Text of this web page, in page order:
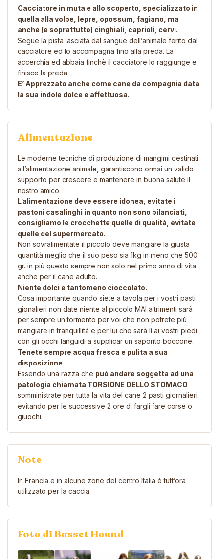
Cacciatore in muta e allo scoperto, specializzato in
quella alla volpe, lepre, opossum, fagiano, ma
anche (e soprattutto) cinghiali, caprioli, cervi.
Segue la pista lasciata dal sangue dell’animale ferito dal
cacciatore ed lo accompagna fino alla preda. La
accerchia ed abbaia finchè il cacciatore lo raggiunge e
finisce la preda.
E’ Apprezzato anche come cane da compagnia data
la sua indole dolce e affettuosa.
Alimentazione
Le moderne tecniche di produzione di mangimi destinati
all’alimentazione animale, garantiscono ormai un valido
supporto per crescere e mantenere in buona salute il
nostro amico.
L’alimentazione deve essere idonea, evitate i
pastoni casalinghi in quanto non sono bilanciati,
consigliamo le crocchette quelle di qualità, evitate
quelle del supermercato.
Non sovralimentate il piccolo deve mangiare la giusta
quantità meglio che il suo peso sia 1kg in meno che 500
gr. in più questo sempre non solo nel primo anno di vita
anche per il cane adulto.
Niente dolci e tantomeno cioccolato.
Cosa importante quando siete a tavola per i vostri pasti
gionalieri non date niente al piccolo MAI altrimenti sarà
per sempre un tormento per voi che non potrete più
mangiare in tranquillità e per lui che sarà lì ai vostri piedi
con gli occhi languidi a supplicar un saporito boccone.
Tenete sempre acqua fresca e pulita a sua
disposizione
Essendo una razza che può andare soggetta ad una
patologia chiamata TORSIONE DELLO STOMACO
somministrate per tutta la vita del cane 2 pasti giornalieri
evitando per le successive 2 ore di fargli fare corse o
giuochi.
Note
In Francia e in alcune zone del centro Italia è tutt’ora
utilizzato per la caccia.
Foto di Basset Hound